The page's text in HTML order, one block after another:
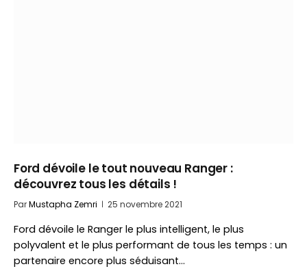
Ford dévoile le tout nouveau Ranger :
découvrez tous les détails !
ParMustapha Zemri 25 novembre 2021
Ford dévoile le Ranger le plus intelligent, le plus
polyvalent et le plus performant de tous les temps : un
partenaire encore plus séduisant…